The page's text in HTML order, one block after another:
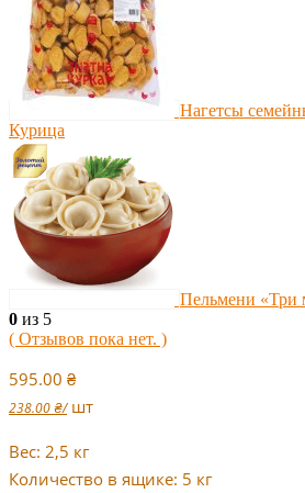
Нагетсы
Курица
Пельмени «Три
0 из 5
( Отзывов пока нет. )
595.00 ₴
238.00₴/ шт
Вес: 2,5 кг
Количество в ящике: 5 кг